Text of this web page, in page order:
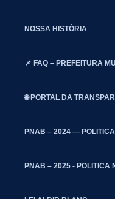
NOSSA HISTÓRIA
📌 FAQ – PREFEITURA
🌐 PORTAL DA
PNAB – 2024 —
PNAB – 2025 - POLITICA